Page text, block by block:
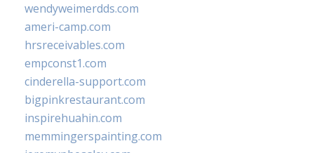
wendyweimerdds.com
ameri-camp.com
hrsreceivables.com
empconst1.com
cinderella-support.com
bigpinkrestaurant.com
inspirehuahin.com
memmingerspainting.com